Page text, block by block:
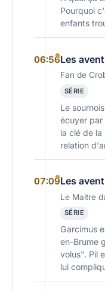
Pourquoi
enfants
06:56Les
Fan de
SÉRIE
Le
écuyer par
la clé de la
relation
07:09Les
Le Maitre
SÉRIE
Garcimus
en-Brume
volus". Pil
lui